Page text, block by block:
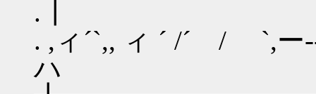
. ,ィ´`,, ィ ´ /